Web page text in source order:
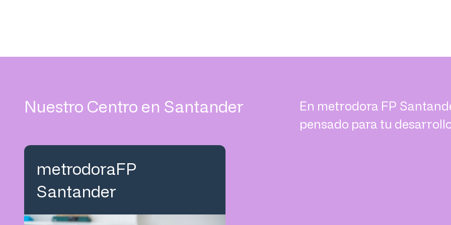
Nuestro Centro en Santander
En metrodora FP
pensado para tu
metrodoraFP
Santander